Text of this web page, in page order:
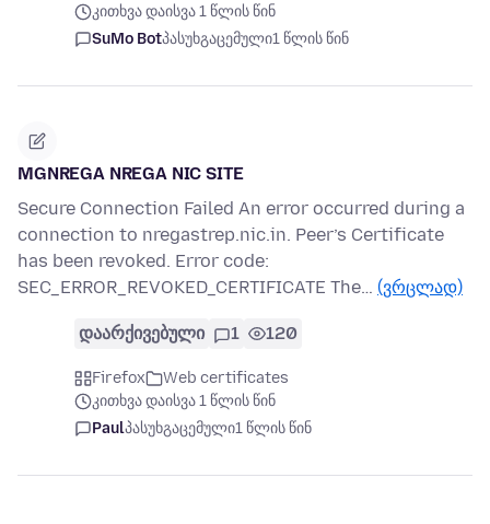
კითხვა დაისვა 1 წლის წინ
SuMo Botპასუხგაცემული1 წლის წინ
MGNREGA NREGA NIC SITE
Secure Connection Failed An error occurred during a
connection to nregastrep.nic.in. Peer’s Certificate
has been revoked. Error code:
SEC_ERROR_REVOKED_CERTIFICATE The… (ვრცლად)
დაარქივებული 1 120
Firefox
Web certificates
კითხვა დაისვა 1 წლის წინ
Paulპასუხგაცემული1 წლის წინ